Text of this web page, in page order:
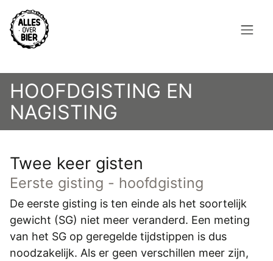
Overslaan
en
naar
gaan
Topmenu
INLOGGEN
HOME
BROUWEN
BLOG
AANBOD
AGENDA
CONTACT
HOOFDGISTING EN
NAGISTING
Twee keer gisten
Eerste gisting - hoofdgisting
De eerste gisting is ten einde als het soortelijk
gewicht (SG) niet meer veranderd. Een meting
van het SG op geregelde tijdstippen is dus
noodzakelijk. Als er geen verschillen meer zijn,